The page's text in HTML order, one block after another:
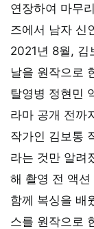
연장하여 마무
즈에서 남자 신
2021년 8월, 김
날을 원작으로
탈영병 정현민
라마 공개 전까
작가인 김보통
라는 것만 알려
해 촬영 전 액
함께 복싱을 배
스를 원작으로